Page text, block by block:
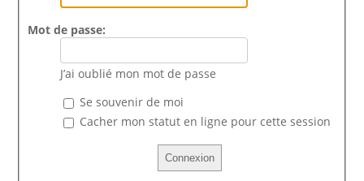
Mot de passe:
J’ai oublié mon mot de passe
Se souvenir de moi
Cacher mon statut en ligne pour cette session